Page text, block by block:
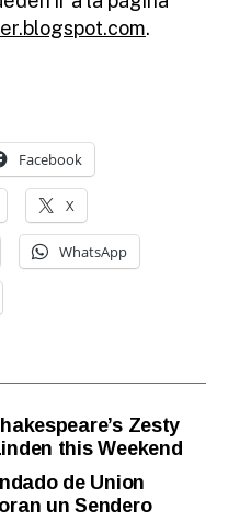
.
Facebook
X
WhatsApp
Zesty
this Weekend
de Union
un Sendero